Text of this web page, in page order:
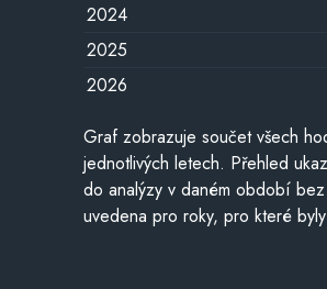
2024
2025
2026
Graf zobrazuje součet všech
jednotlivých letech. Přehled
do analýzy v daném období
uvedena pro roky, pro které